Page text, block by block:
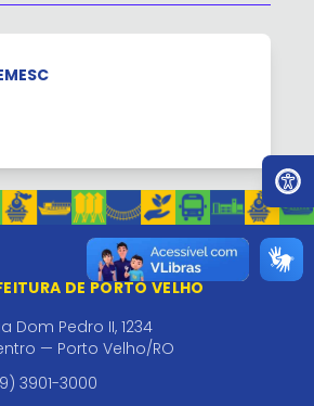
DE PORTO VELHO
Dom Pedro II, 1234
— Porto Velho/RO
3901-3000
Ir